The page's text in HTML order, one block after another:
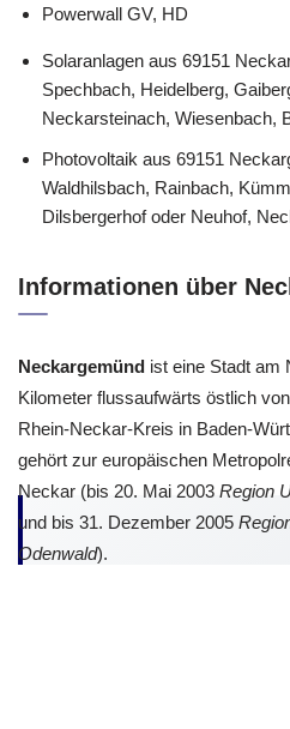
Sonnenbatterien in Baden-
Powerwall GV, HD
Solaranlagen aus 69151
Neckarsteinach, Wiesenbach,
Photovoltaik aus 69151
Neckargemündist eine Stadt am
Kilometer flussaufwärts östlich von
Rhein-Neckar-Kreis in Baden-
gehört zur europäischen
Neckar (bis 20. Mai 2003